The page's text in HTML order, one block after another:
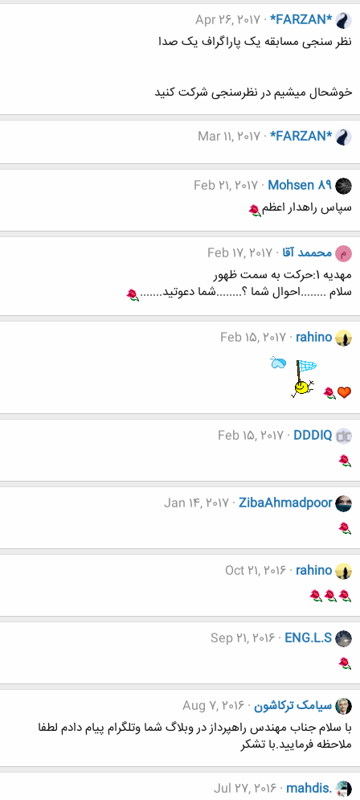
*FARZAN*
Apr 26, 2017
نظر سنجی مسابقه یک پاراگراف یک صدا
خوشحال میشیم در نظرسنجی شرکت کنید
*FARZAN*
Mar 11, 2017
Mohsen 89
Feb 21, 2017
سپاس راهدار اعظم
م محممد آقا Feb 17, 2017
مهديه 1:حركت به سمت ظهور
سلام ........احوال شما ؟........شما دعوتید.......
rahino
Feb 15, 2017
DDDIQ
Feb 15, 2017
ZibaAhmadpoor
Jan 14, 2017
rahino
Oct 21, 2016
ENG.L.S
Sep 21, 2016
سیامک ترکاشون Aug 7, 2016
با سلام جناب مهندس راهپرداز در وبلاگ شما وتلگرام پیام دادم لطفا
ملاحظه فرمایید.با تشکر
mahdis.
Jul 27, 2016